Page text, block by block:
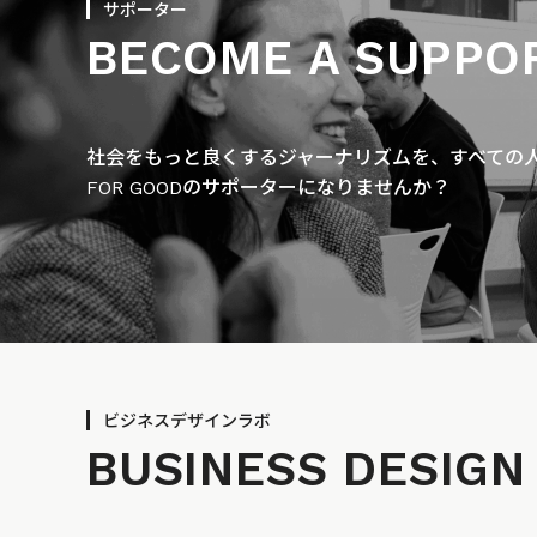
サポーター
BECOME A
社会をもっと良くするジャーナリズムを、すべての
FOR GOODのサポーターになりませんか？
ビジネスデザインラボ
BUSINESS